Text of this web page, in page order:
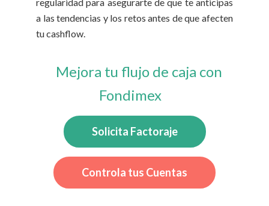
a las tendencias y los retos antes de que afecten
tu cashflow.
Mejora tu flujo de caja con
Fondimex
Solicita Factoraje
Controla tus Cuentas